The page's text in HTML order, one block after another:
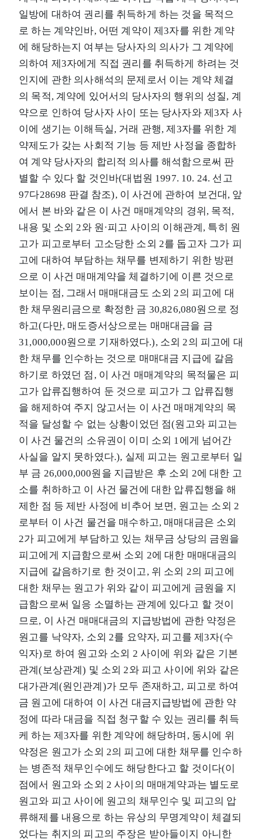
일방에 대하여 권리를 취득하게 하는 것을 목적으
로 하는 계약인바, 어떤 계약이 제3자를 위한 계약
에 해당하는지 여부는 당사자의 의사가 그 계약에
의하여 제3자에게 직접 권리를 취득하게 하려는 것
인지에 관한 의사해석의 문제로서 이는 계약 체결
의 목적, 계약에 있어서의 당사자의 행위의 성질, 계
약으로 인하여 당사자 사이 또는 당사자와 제3자 사
이에 생기는 이해득실, 거래 관행, 제3자를 위한 계
약제도가 갖는 사회적 기능 등 제반 사정을 종합하
여 계약 당사자의 합리적 의사를 해석함으로써 판
별할 수 있다 할 것인바(대법원 1997. 10. 24. 선고
97다28698 판결 참조), 이 사건에 관하여 보건대, 앞
에서 본 바와 같은 이 사건 매매계약의 경위, 목적,
내용 및 소외 2와 원·피고 사이의 이해관계, 특히 원
고가 피고로부터 고소당한 소외 2를 돕고자 그가 피
고에 대하여 부담하는 채무를 변제하기 위한 방편
으로 이 사건 매매계약을 체결하기에 이른 것으로
보이는 점, 그래서 매매대금도 소외 2의 피고에 대
한 채무원리금으로 확정한 금 30,826,080원으로 정
하고(다만, 매도증서상으로는 매매대금을 금
31,000,000원으로 기재하였다.), 소외 2의 피고에 대
한 채무를 인수하는 것으로 매매대금 지급에 갈음
하기로 하였던 점, 이 사건 매매계약의 목적물은 피
고가 압류집행하여 둔 것으로 피고가 그 압류집행
을 해제하여 주지 않고서는 이 사건 매매계약의 목
적을 달성할 수 없는 상황이었던 점(원고와 피고는
이 사건 물건의 소유권이 이미 소외 1에게 넘어간
사실을 알지 못하였다.), 실제 피고는 원고로부터 일
부 금 26,000,000원을 지급받은 후 소외 2에 대한 고
소를 취하하고 이 사건 물건에 대한 압류집행을 해
제한 점 등 제반 사정에 비추어 보면, 원고는 소외 2
로부터 이 사건 물건을 매수하고, 매매대금은 소외
2가 피고에게 부담하고 있는 채무금 상당의 금원을
피고에게 지급함으로써 소외 2에 대한 매매대금의
지급에 갈음하기로 한 것이고, 위 소외 2의 피고에
대한 채무는 원고가 위와 같이 피고에게 금원을 지
급함으로써 일응 소멸하는 관계에 있다고 할 것이
므로, 이 사건 매매대금의 지급방법에 관한 약정은
원고를 낙약자, 소외 2를 요약자, 피고를 제3자(수
익자)로 하여 원고와 소외 2 사이에 위와 같은 기본
관계(보상관계) 및 소외 2와 피고 사이에 위와 같은
대가관계(원인관계)가 모두 존재하고, 피고로 하여
금 원고에 대하여 이 사건 대금지급방법에 관한 약
정에 따라 대금을 직접 청구할 수 있는 권리를 취득
케 하는 제3자를 위한 계약에 해당하며, 동시에 위
약정은 원고가 소외 2의 피고에 대한 채무를 인수하
는 병존적 채무인수에도 해당한다고 할 것이다(이
점에서 원고와 소외 2 사이의 매매계약과는 별도로
원고와 피고 사이에 원고의 채무인수 및 피고의 압
류해제를 내용으로 하는 유상의 무명계약이 체결되
었다는 취지의 피고의 주장은 받아들이지 아니한